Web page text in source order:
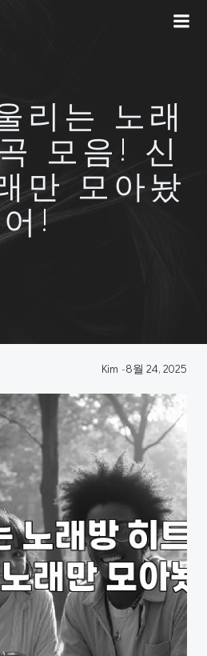
리는 노래
모음! 신
만 모아놨
어!
Kim -8월 24, 2025